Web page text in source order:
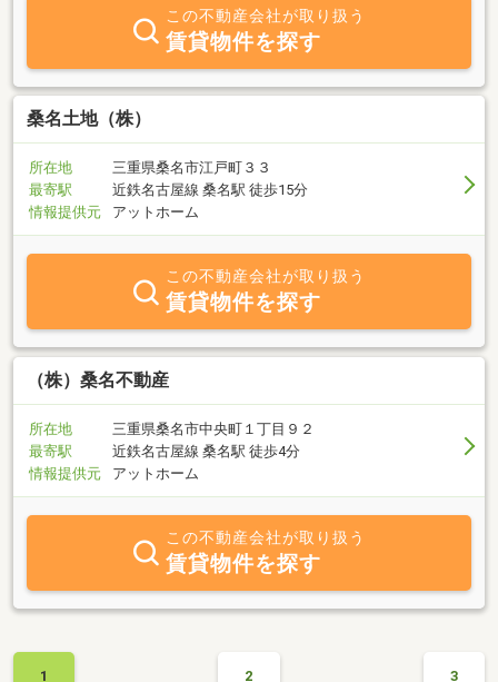
この不動産会社が取り扱う
賃貸物件を探す
桑名土地（株）
所在地
三重県桑名市江戸町３３
最寄駅
近鉄名古屋線 桑名駅 徒歩15分
情報提供元
アットホーム
この不動産会社が取り扱う
賃貸物件を探す
（株）桑名不動産
所在地
三重県桑名市中央町１丁目９２
最寄駅
近鉄名古屋線 桑名駅 徒歩4分
情報提供元
アットホーム
この不動産会社が取り扱う
賃貸物件を探す
1 2 3